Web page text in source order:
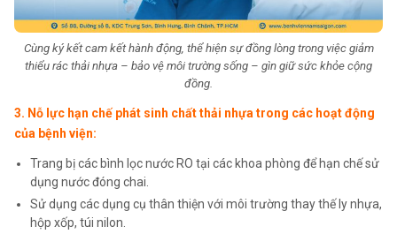
Cùng ký kết cam kết hành động, thể hiện sự đồng lòng trong việc giảm
thiểu rác thải nhựa – bảo vệ môi trường sống – gìn giữ sức khỏe cộng
đồng.
3. Nỗ lực hạn chế phát sinh chất thải nhựa trong các hoạt động
của bệnh viện:
Trang bị các bình lọc nước RO tại các khoa phòng để hạn chế sử
dụng nước đóng chai.
Sử dụng các dụng cụ thân thiện với môi trường thay thế ly nhựa,
hộp xốp, túi nilon.